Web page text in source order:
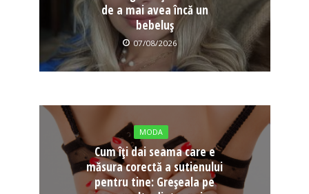
de a mai avea încă un
bebeluș
07/08/2026
MODA
Cum îți dai seama care e
măsura corectă a sutienului
pentru tine: Greșeala pe